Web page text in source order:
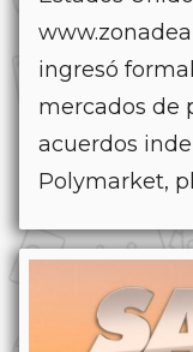
ingresó
mercados de
acuerdos
Polymarket,